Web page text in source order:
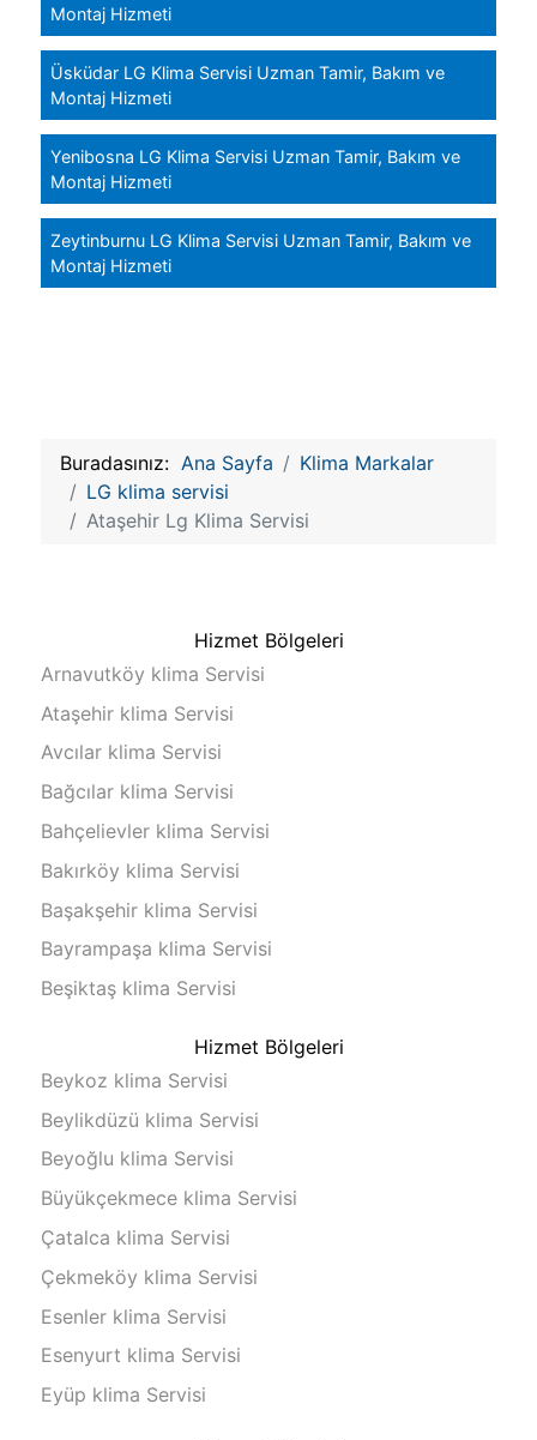
Montaj Hizmeti
Üsküdar LG Klima Servisi Uzman Tamir, Bakım ve
Montaj Hizmeti
Yenibosna LG Klima Servisi Uzman Tamir, Bakım ve
Montaj Hizmeti
Zeytinburnu LG Klima Servisi Uzman Tamir, Bakım ve
Montaj Hizmeti
Buradasınız: Ana Sayfa
Klima Markalar
LG klima servisi
Ataşehir Lg Klima Servisi
Hizmet Bölgeleri
Arnavutköy klima Servisi
Ataşehir klima Servisi
Avcılar klima Servisi
Bağcılar klima Servisi
Bahçelievler klima Servisi
Bakırköy klima Servisi
Başakşehir klima Servisi
Bayrampaşa klima Servisi
Beşiktaş klima Servisi
Hizmet Bölgeleri
Beykoz klima Servisi
Beylikdüzü klima Servisi
Beyoğlu klima Servisi
Büyükçekmece klima Servisi
Çatalca klima Servisi
Çekmeköy klima Servisi
Esenler klima Servisi
Esenyurt klima Servisi
Eyüp klima Servisi